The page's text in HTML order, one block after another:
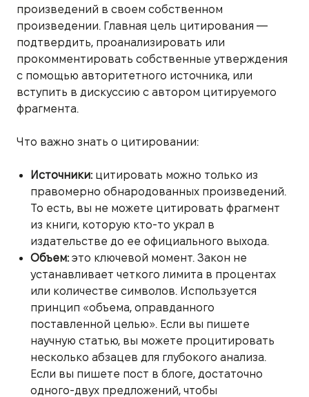
произведений в своем собственном
произведении. Главная цель цитирования —
подтвердить, проанализировать или
прокомментировать собственные утверждения
с помощью авторитетного источника, или
вступить в дискуссию с автором цитируемого
фрагмента.
Что важно знать о цитировании:
Источники:цитировать можно только из
правомерно обнародованных произведений.
То есть, вы не можете цитировать фрагмент
из книги, которую кто-то украл в
издательстве до ее официального выхода.
Объем:это ключевой момент. Закон не
устанавливает четкого лимита в процентах
или количестве символов. Используется
принцип «объема, оправданного
поставленной целью». Если вы пишете
научную статью, вы можете процитировать
несколько абзацев для глубокого анализа.
Если вы пишете пост в блоге, достаточно
одного-двух предложений, чтобы